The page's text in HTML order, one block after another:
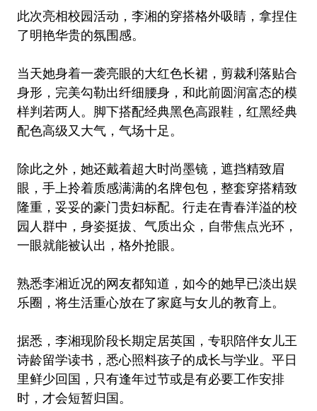
此次亮相校园活动，李湘的穿搭格外吸睛，拿捏住
了明艳华贵的氛围感。
当天她身着一袭亮眼的大红色长裙，剪裁利落贴合
身形，完美勾勒出纤细腰身，和此前圆润富态的模
样判若两人。脚下搭配经典黑色高跟鞋，红黑经典
配色高级又大气，气场十足。
除此之外，她还戴着超大时尚墨镜，遮挡精致眉
眼，手上拎着质感满满的名牌包包，整套穿搭精致
隆重，妥妥的豪门贵妇标配。行走在青春洋溢的校
园人群中，身姿挺拔、气质出众，自带焦点光环，
一眼就能被认出，格外抢眼。
熟悉李湘近况的网友都知道，如今的她早已淡出娱
乐圈，将生活重心放在了家庭与女儿的教育上。
据悉，李湘现阶段长期定居英国，专职陪伴女儿王
诗龄留学读书，悉心照料孩子的成长与学业。平日
里鲜少回国，只有逢年过节或是有必要工作安排
时，才会短暂归国。